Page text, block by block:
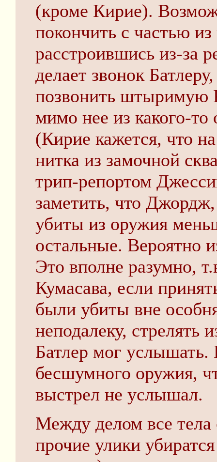
(кроме Кирие).
покончить с частью
расстроившись из-за
делает звонок
позвонить штыримую
мимо нее из какого-
(Кирие кажется, что
нитка из замочной
трип-репортом
заметить, что
убиты из оружия
остальные. Вероятно
Это вполне разумно,
Кумасава, если
были убиты вне
неподалеку, стрелять
Батлер мог
бесшумного оружия,
выстрел не услышал.
Между делом все
прочие улики